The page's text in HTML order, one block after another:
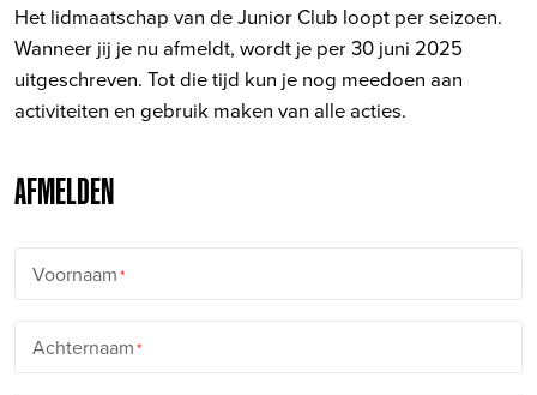
Het lidmaatschap van de Junior Club loopt per seizoen.
Wanneer jij je nu afmeldt, wordt je per 30 juni 2025
uitgeschreven. Tot die tijd kun je nog meedoen aan
activiteiten en gebruik maken van alle acties.
AFMELDEN
Voornaam
Achternaam